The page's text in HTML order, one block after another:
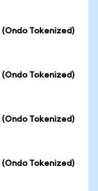
(Ondo Tokenized)
(Ondo Tokenized)
(Ondo Tokenized)
(Ondo Tokenized)